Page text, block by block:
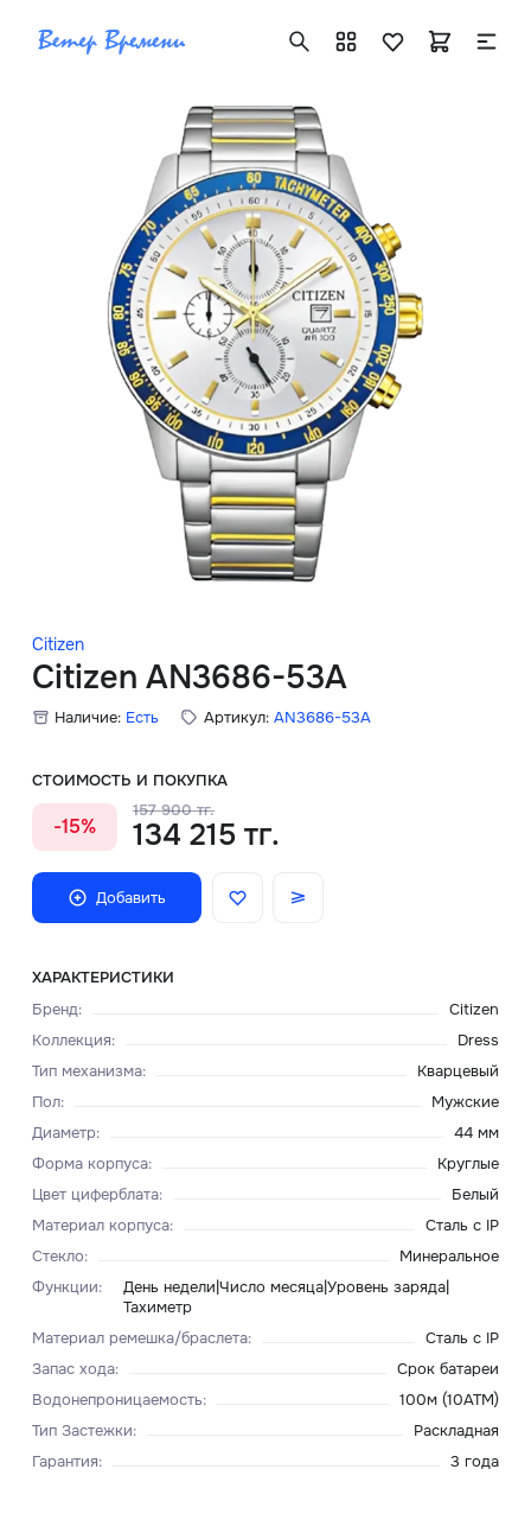
Citizen
Citizen AN3686-53A
Наличие: Есть Артикул: AN3686-53A
СТОИМОСТЬ И ПОКУПКА
-15%
157 900 тг.
134 215 тг.
Добавить
ХАРАКТЕРИСТИКИ
Бренд:
Citizen
Коллекция:
Dress
Тип механизма:
Кварцевый
Пол:
Мужские
Диаметр:
44 мм
Форма корпуса:
Круглые
Цвет циферблата:
Белый
Материал корпуса:
Сталь c IP
Стекло:
Минеральное
Функции:
День недели|Число месяца|Уровень заряда|
Тахиметр
Материал ремешка/браслета:
Сталь c IP
Запас хода:
Срок батареи
Водонепроницаемость:
100м (10ATM)
Тип Застежки:
Раскладная
Гарантия: 3 года
+7 ( 705 ) 181-42-50
info@vetervremeni.kz
Авторизация
Каталог
Мужские часы
Женские часы
Скидки
Главная
О нас
Доставка и оплата
Блог